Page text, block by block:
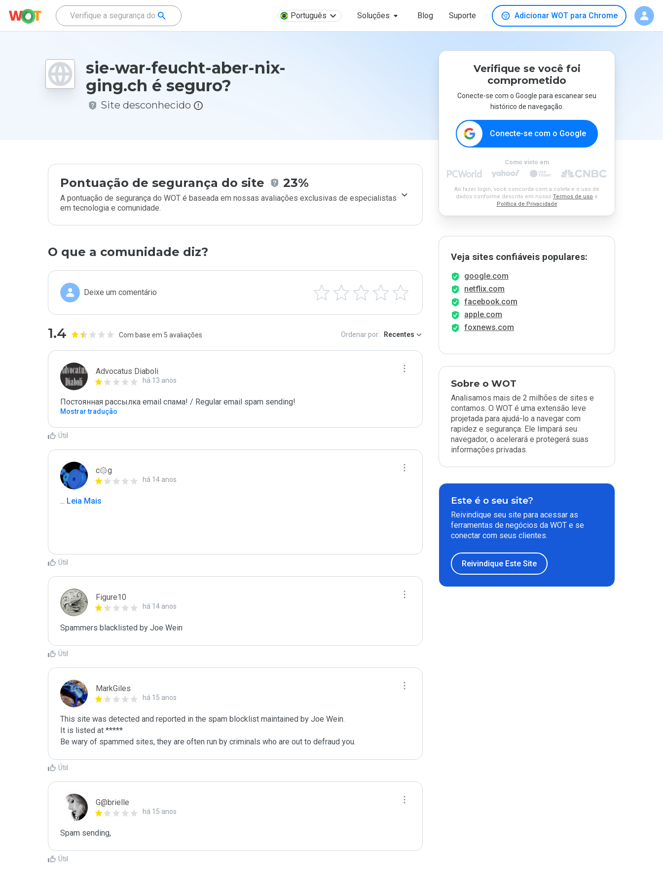
Português Soluções Blog Suporte Adicionar WOT para Chrome
sie-war-feucht-aber-nix-
ging.ch é seguro?
Site desconhecido
Pontuação de segurança do site 23%
A pontuação de segurança do WOT é baseada em nossas avaliações exclusivas de especialistas
em tecnologia e comunidade.
O que a comunidade diz?
Deixe um comentário
1.4 Com base em 5 avaliações Ordenar por: Recentes
Advocatus Diaboli
há 13 anos
Постоянная рассылка email спама! / Regular email spam sending!
Mostrar tradução
Útil
c۞g
há 14 anos
... Leia Mais
Útil
Figure10
há 14 anos
Spammers blacklisted by Joe Wein
Útil
MarkGiles
há 15 anos
This site was detected and reported in the spam blocklist maintained by Joe Wein.
It is listed at *****
Be wary of spammed sites, they are often run by criminals who are out to defraud you.
Útil
G@brielle
há 15 anos
Spam sending,
Útil
Verifique se você foi
comprometido
Conecte-se com o Google para escanear seu
histórico de navegação.
Conecte-se com o Google
Como visto em
Ao fazer login, você concorda com a coleta e o uso de
dados conforme descrito em nosso Termos de uso e
Política de Privacidade
Veja sites confiáveis populares:
google.com
netflix.com
facebook.com
apple.com
foxnews.com
Sobre o WOT
Analisamos mais de 2 milhões de sites e
contamos. O WOT é uma extensão leve
projetada para ajudá-lo a navegar com
rapidez e segurança. Ele limpará seu
navegador, o acelerará e protegerá suas
informações privadas.
Este é o seu site?
Reivindique seu site para acessar as
ferramentas de negócios da WOT e se
conectar com seus clientes.
Reivindique Este Site